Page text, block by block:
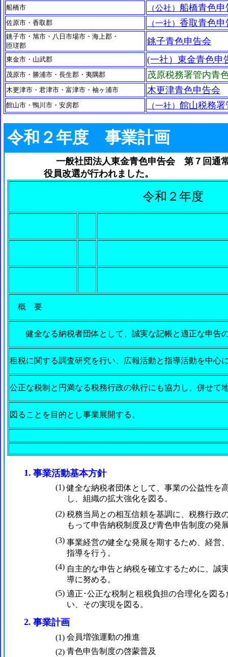
船橋市 （公社） 船橋青色申
佐原市・香取郡 （一社） 香取青色申
銚子市・旭市・八日市場市・海上郡・
匝瑳郡
銚子青色申告会
東金市・山武郡 (一社）東金青色申
茂原市・勝浦市・長生郡・夷隅郡 茂原税務署管内青
木更津市・君津市・富津市・袖ヶ浦市 木更津青色申告会
館山市・鴨川市・安房郡 （一社） 館山税務
令和２年度 事業計画
一般社団法人東金青色申告会 第７回通
役員改選が行われました。
令和２年度
概 要
健全なる納税者団体として、誠実な記帳と適正な申告
租税に関する調査研究を行い、広報活動と指導活動を中心
公正な税制と円満なる税務行政の執行にも協力し、併せて
図ることを目的とし事業展開する。
1. 事業活動基本方針
(1) 健全な納税者団体として、事業の公益性を
し、組織の拡大強化を図る。
(2) 税務当局との相互信頼を基調に、税務行政
もって申告納税制度及び青色申告制度の発
(3) 事業経営の健全な発展を期するため、経営
指導を行う。
(4) 自主的な申告と納税を確立するために、誠
導に努める。
(5) 適正･公正な税制と租税負担の合理化を図
い、その実現を図る。
2. 事業計画
(1) 会員増強運動の推進
(2) 青色申告制度の啓蒙普及